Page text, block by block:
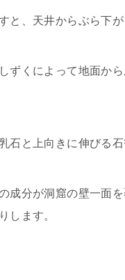
と、天井からぶら下
ずくによって地面か
石と上向きに伸びる
成分が洞窟の壁一面
します。